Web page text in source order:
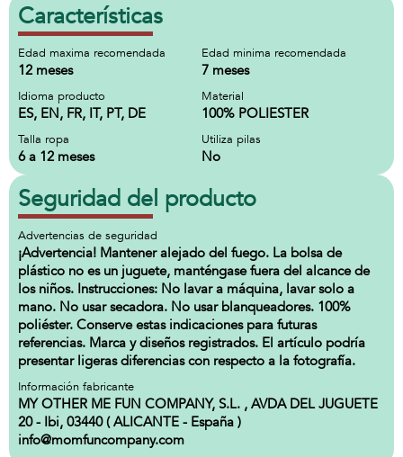
Características
Edad maxima recomendada
12 meses
Edad minima recomendada
7 meses
Idioma producto
ES, EN, FR, IT, PT, DE
Material
100% POLIESTER
Talla ropa
6 a 12 meses
Utiliza pilas
No
Seguridad del producto
Advertencias de seguridad
¡Advertencia! Mantener alejado del fuego. La bolsa de
plástico no es un juguete, manténgase fuera del alcance de
los niños. Instrucciones: No lavar a máquina, lavar solo a
mano. No usar secadora. No usar blanqueadores. 100%
poliéster. Conserve estas indicaciones para futuras
referencias. Marca y diseños registrados. El artículo podría
presentar ligeras diferencias con respecto a la fotografía.
Información fabricante
MY OTHER ME FUN COMPANY, S.L. , AVDA DEL JUGUETE
20 - Ibi, 03440 ( ALICANTE - España )
info@momfuncompany.com